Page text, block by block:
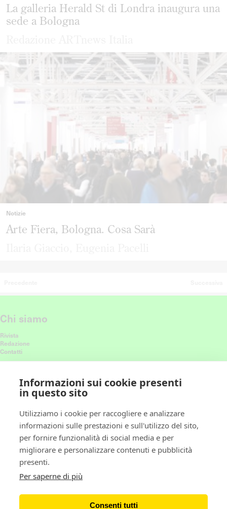
La galleria Herald St di Londra inaugura una
sede a Bologna
Notizie
Arte Fiera, Bologna. Cosa Sarà
Chi siamo
Rivista
Redazione
Contatti
Connettiti con noi
Ricevi le nostre ultime storie nel feed
Policy
Privacy policy
Cookie policy
Gestione preferenze cookie
Newsletter
Informazioni sui cookie presenti
in questo sito
Utilizziamo i cookie per raccogliere e analizzare
informazioni sulle prestazioni e sull'utilizzo del sito,
per fornire funzionalità di social media e per
migliorare e personalizzare contenuti e pubblicità
presenti.
Per saperne di più
Consenti tutti